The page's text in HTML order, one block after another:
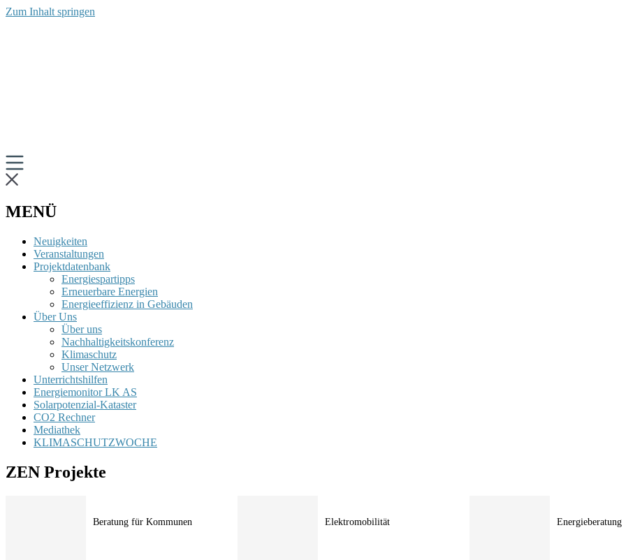
Zum Inhalt springen
MENÜ
Neuigkeiten
Veranstaltungen
Projektdatenbank
Energiespartipps
Erneuerbare Energien
Energieeffizienz in Gebäuden
Über Uns
Über uns
Nachhaltigkeitskonferenz
Klimaschutz
Unser Netzwerk
Unterrichtshilfen
Energiemonitor LK AS
Solarpotenzial-Kataster
CO2 Rechner
Mediathek
KLIMASCHUTZWOCHE
ZEN Projekte
Beratung für Kommunen Elektromobilität Energieberatung